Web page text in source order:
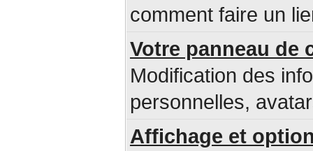
comment faire un
Votre panneau de
Modification des
personnelles,
Affichage et